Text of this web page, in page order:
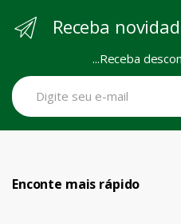
Receba
...Receba
Enconte mais rápido